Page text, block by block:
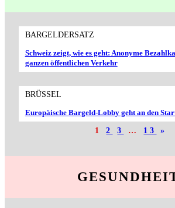
BARGELDERSATZ
Schweiz zeigt, wie es geht: Anonyme
ganzen öffentlichen Verkehr
BRÜSSEL
Europäische Bargeld-Lobby geht an den
1 2 3 … 13
»